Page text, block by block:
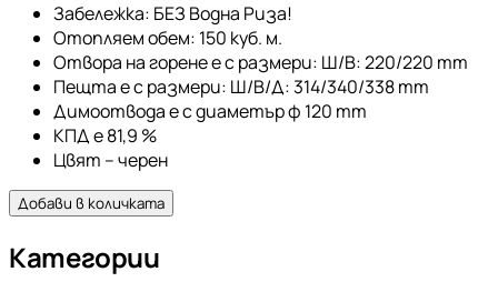
Забележка: БЕЗ Водна Риза!
Отопляем обем: 150 куб. м.
Отвора на горене е с размери: Ш/В: 220/220 mm
Пещта е с размери: Ш/В/Д: 314/340/338 mm
Димоотвода е с диаметър φ 120 mm
КПД е 81,9 %
Цвят – черен
Добави в количката
Категории